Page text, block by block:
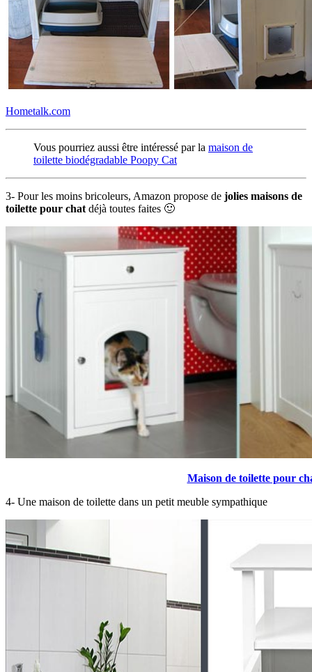
Hometalk.com
Vous pourriez aussi être intéressé par la maison de
toilette biodégradable Poopy Cat
3- Pour les moins bricoleurs, Amazon propose de jolies maisons de
toilette pour chat déjà toutes faites 🙂
Maison de toilette pour
4- Une maison de toilette dans un petit meuble sympathique